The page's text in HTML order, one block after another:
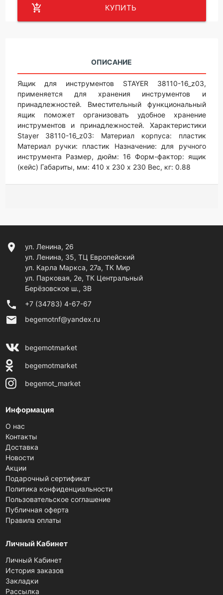
add_shopping_cart КУПИТЬ
ОПИСАНИЕ
Ящик для инструментов STAYER 38110-16_z03,
применяется для хранения инструментов и
принадлежностей. Вместительный функциональный
ящик поможет организовать удобное хранение
инструментов и принадлежностей. Характеристики
Stayer 38110-16_z03: Материал корпуса: пластик
Материал ручки: пластик Назначение: для ручного
инструмента Размер, дюйм: 16 Форм-фактор: ящик
(кейс) Габариты, мм: 410 х 230 х 230 Вес, кг: 0.88
location_on
ул. Ленина, 26
ул. Ленина, 35, ТЦ Европейский
ул. Карла Маркса, 27а, ТК Мир
ул. Парковая, 2е, ТК Центральный
Берёзовское ш., 3В
phone +7 (34783) 4-67-67
email begemotnf@yandex.ru
begemotmarket
begemotmarket
begemot_market
Информация
О нас
Контакты
Доставка
Новости
Акции
Подарочный сертификат
Политика конфиденциальности
Пользовательское соглашение
Публичная оферта
Правила оплаты
Личный Кабинет
Личный Кабинет
История заказов
Закладки
Рассылка